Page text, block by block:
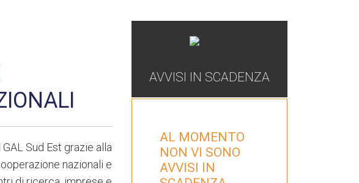
Sud Est grazie alla
nazionali e
AVVISI IN SCADENZA
AL MOMENTO
NON VI SONO
AVVISI IN